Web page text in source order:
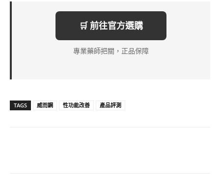
🛒 前往官方選購
專業藥師把關，正品保障
TAGS 威而鋼 性功能改善 產品評測